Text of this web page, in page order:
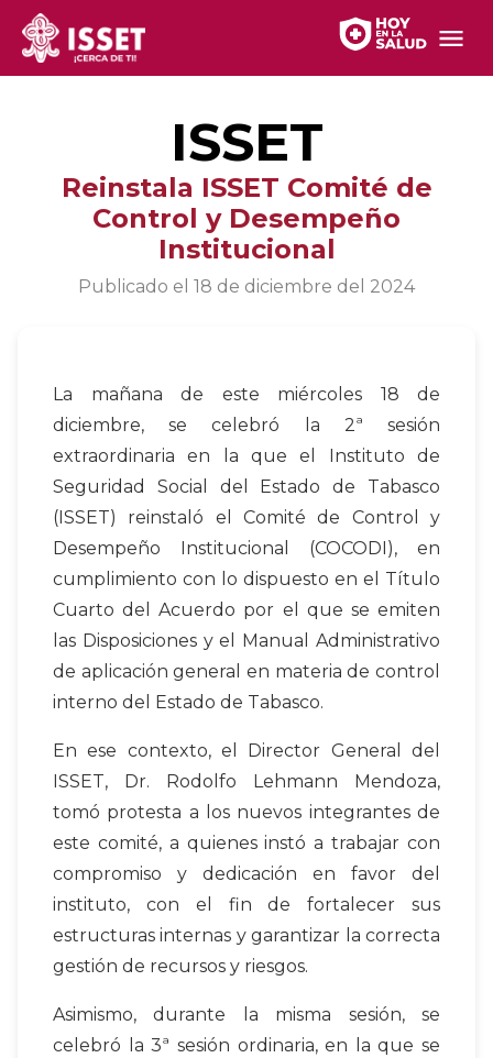
ISSET
Reinstala ISSET Comité de
Control y Desempeño
Institucional
Publicado el 18 de diciembre del 2024
La mañana de este miércoles 18 de
diciembre, se celebró la 2ª sesión
extraordinaria en la que el Instituto de
Seguridad Social del Estado de Tabasco
(ISSET) reinstaló el Comité de Control y
Desempeño Institucional (COCODI), en
cumplimiento con lo dispuesto en el Título
Cuarto del Acuerdo por el que se emiten
las Disposiciones y el Manual Administrativo
de aplicación general en materia de control
interno del Estado de Tabasco.
En ese contexto, el Director General del
ISSET, Dr. Rodolfo Lehmann Mendoza,
tomó protesta a los nuevos integrantes de
este comité, a quienes instó a trabajar con
compromiso y dedicación en favor del
instituto, con el fin de fortalecer sus
estructuras internas y garantizar la correcta
gestión de recursos y riesgos.
Asimismo, durante la misma sesión, se
celebró la 3ª sesión ordinaria, en la que se